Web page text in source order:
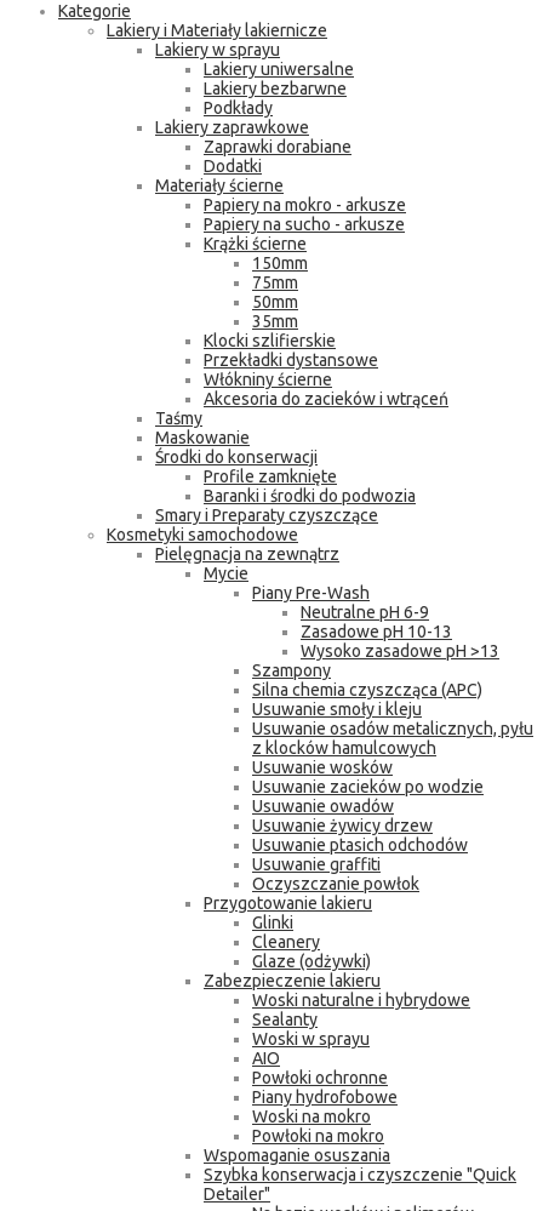
Kategorie
Lakiery i Materiały lakiernicze
Lakiery w sprayu
Lakiery uniwersalne
Lakiery bezbarwne
Podkłady
Lakiery zaprawkowe
Zaprawki dorabiane
Dodatki
Materiały ścierne
Papiery na mokro - arkusze
Papiery na sucho - arkusze
Krążki ścierne
150mm
75mm
50mm
35mm
Klocki szlifierskie
Przekładki dystansowe
Włókniny ścierne
Akcesoria do zacieków i wtrąceń
Taśmy
Maskowanie
Środki do konserwacji
Profile zamknięte
Baranki i środki do podwozia
Smary i Preparaty czyszczące
Kosmetyki samochodowe
Pielęgnacja na zewnątrz
Mycie
Piany Pre-Wash
Neutralne pH 6-9
Zasadowe pH 10-13
Wysoko zasadowe pH >13
Szampony
Silna chemia czyszcząca (APC)
Usuwanie smoły i kleju
Usuwanie osadów metalicznych, pyłu
z klocków hamulcowych
Usuwanie wosków
Usuwanie zacieków po wodzie
Usuwanie owadów
Usuwanie żywicy drzew
Usuwanie ptasich odchodów
Usuwanie graffiti
Oczyszczanie powłok
Przygotowanie lakieru
Glinki
Cleanery
Glaze (odżywki)
Zabezpieczenie lakieru
Woski naturalne i hybrydowe
Sealanty
Woski w sprayu
AIO
Powłoki ochronne
Piany hydrofobowe
Woski na mokro
Powłoki na mokro
Wspomaganie osuszania
Szybka konserwacja i czyszczenie "Quick
Detailer"